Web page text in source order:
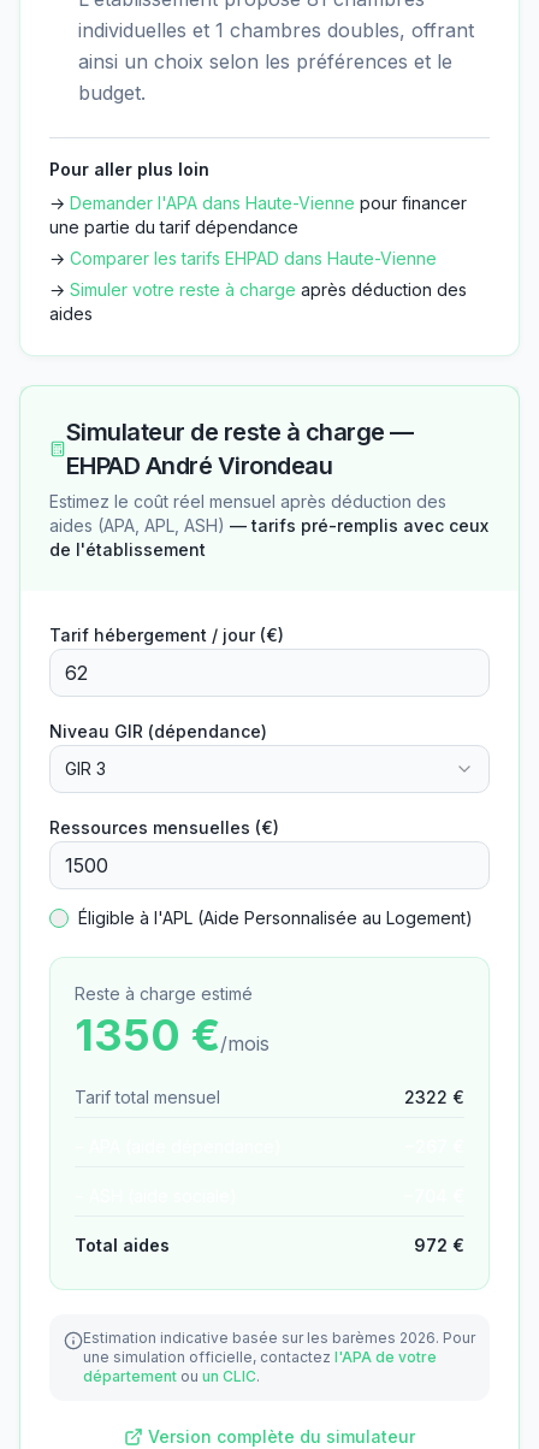
individuelles et 1 chambres doubles, offrant
ainsi un choix selon les préférences et le
budget.
Pour aller plus loin
→ Demander l'APA dans Haute-Vienne pour financer
une partie du tarif dépendance
→ Comparer les tarifs EHPAD dans Haute-Vienne
→ Simuler votre reste à charge après déduction des
aides
Simulateur de reste à charge —
EHPAD André Virondeau
Estimez le coût réel mensuel après déduction des
aides (APA, APL, ASH) — tarifs pré-remplis avec ceux
de l'établissement
Tarif hébergement / jour (€)
Niveau GIR (dépendance)
GIR 3
Ressources mensuelles (€)
Éligible à l'APL (Aide Personnalisée au Logement)
Reste à charge estimé
1350 €/mois
Tarif total mensuel 2322 €
Total aides 972 €
Estimation indicative basée sur les barèmes 2026. Pour
une simulation officielle, contactez l'APA de votre
département ou un CLIC.
Version complète du simulateur